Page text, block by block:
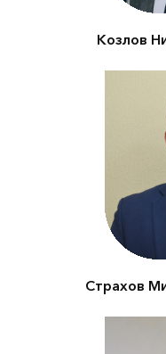
Козлов
по
Страхов